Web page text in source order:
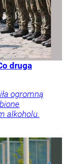
druga
ogromną
alkoholu.